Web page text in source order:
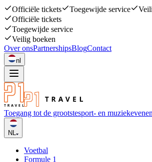
Officiële tickets Toegewijde service
Officiële tickets
Toegewijde service
Veilig boeken
Over onsPartnershipsBlogContact
nl
Toegang tot de grootstesport- en
NL
Voetbal
Formule 1